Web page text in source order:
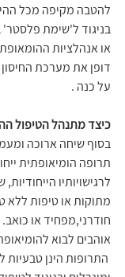
להטבה מקיפה מכל
בניגוד ל'שימת פלסטר'
או אנהלציות
דופן את מערכת
על כנה .
כיצד מתנהל הטיפול
בסוף שיחה ארוכה
תרופה הומיאופתית
לרגישויותיו
מתוקות או טיפות ללא
חודרני,מפחיד או
אוהבים לבוא
התרופות הינן טבעיות